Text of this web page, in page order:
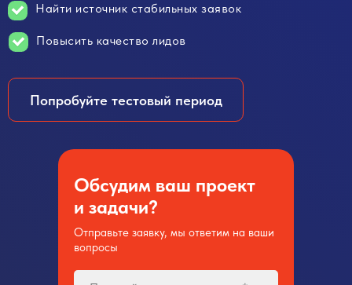
Отправьте заявку, мы ответим на ваши
вопросы
Обсудим ваш проект
и задачи?
Попробуйте тестовый период
Повысить качество лидов
Найти источник стабильных заявок